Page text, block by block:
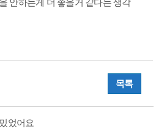
안하는게 더 좋을거 같다는 생각
목록
었어요